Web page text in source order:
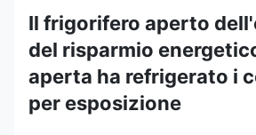
Il frigorifero aperto
del risparmio
aperta ha refrigerato i
per esposizione